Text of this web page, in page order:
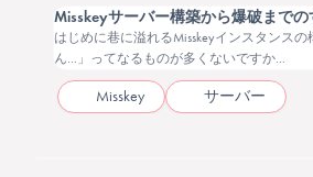
Misskeyサーバー構築から爆破までの
はじめに巷に溢れるMisskeyインスタンス
ん…」ってなるものが多くないですか...
Misskey サーバー